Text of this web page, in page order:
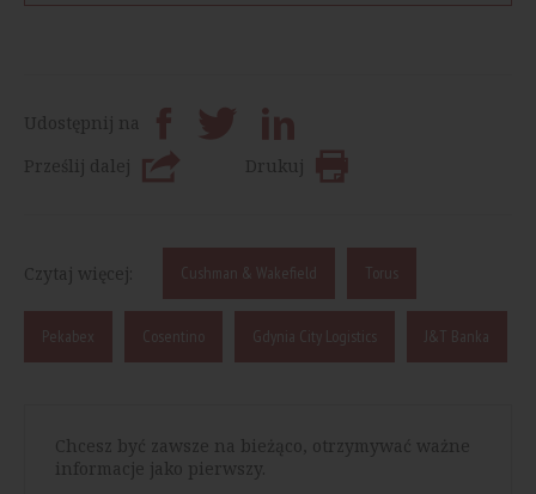
Udostępnij na
Prześlij dalej
Drukuj
Czytaj więcej: Cushman & Wakefield Torus
Pekabex Cosentino Gdynia City Logistics J&T Banka
Chcesz być zawsze na bieżąco, otrzymywać ważne
informacje jako pierwszy.